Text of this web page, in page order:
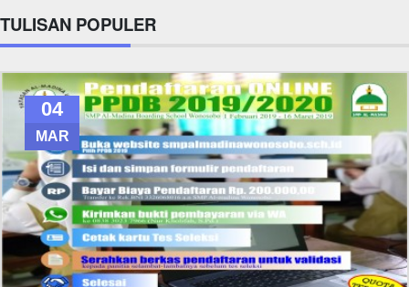
TULISAN POPULER
04
MAR